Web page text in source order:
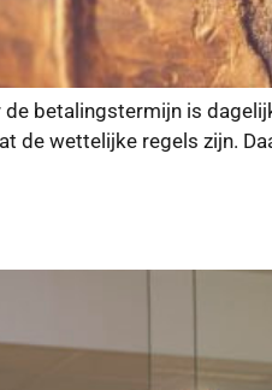
betalingstermijn is
de wettelijke regels zijn.